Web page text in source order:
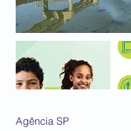
Agência SP